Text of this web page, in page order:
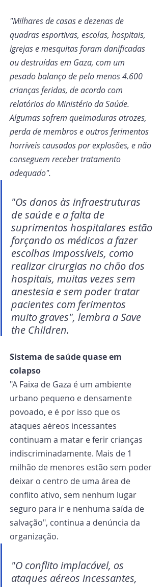
"Milhares de casas e dezenas de
quadras esportivas, escolas, hospitais,
igrejas e mesquitas foram danificadas
ou destruídas em Gaza, com um
pesado balanço de pelo menos 4.600
crianças feridas, de acordo com
relatórios do Ministério da Saúde.
Algumas sofrem queimaduras atrozes,
perda de membros e outros ferimentos
horríveis causados por explosões, e não
conseguem receber tratamento
adequado".
"Os danos às infraestruturas
de saúde e a falta de
suprimentos hospitalares estão
forçando os médicos a fazer
escolhas impossíveis, como
realizar cirurgias no chão dos
hospitais, muitas vezes sem
anestesia e sem poder tratar
pacientes com ferimentos
muito graves", lembra a Save
the Children.
Sistema de saúde quase em
colapso
"A Faixa de Gaza é um ambiente
urbano pequeno e densamente
povoado, e é por isso que os
ataques aéreos incessantes
continuam a matar e ferir crianças
indiscriminadamente. Mais de 1
milhão de menores estão sem poder
deixar o centro de uma área de
conflito ativo, sem nenhum lugar
seguro para ir e nenhuma saída de
salvação", continua a denúncia da
organização.
"O conflito implacável, os
ataques aéreos incessantes,